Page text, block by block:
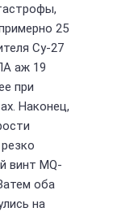
25
Су-27
аж 19
при
Наконец,
винт MQ-
оба
на